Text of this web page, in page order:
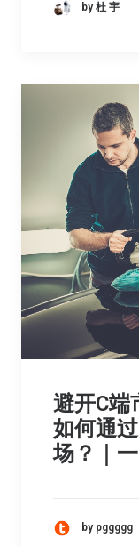
by 杜 宇
避开C端
如何通
场？｜
by pggggg